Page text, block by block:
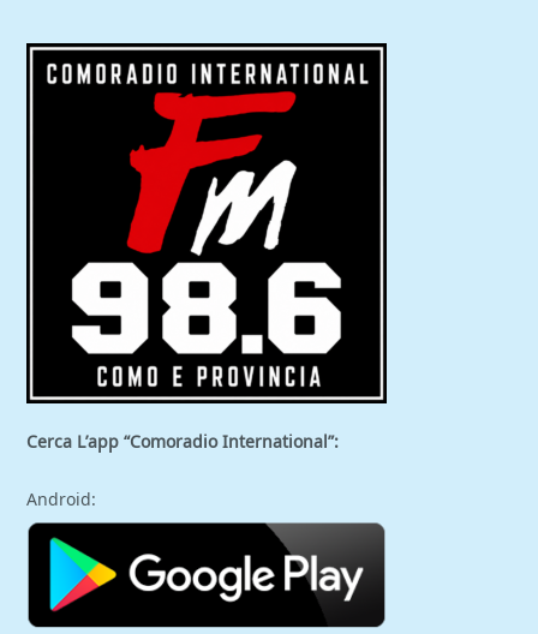
Cerca L’app “Comoradio International”:
Android: